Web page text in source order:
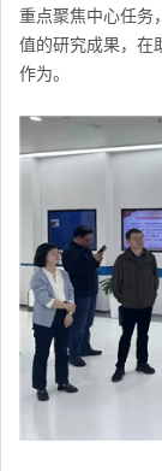
重点聚焦中心任务
值的研究成果，在
作为。